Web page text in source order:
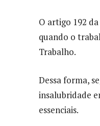
O artigo 192
quando o
Trabalho.
Dessa forma,
insalubridade
essenciais.